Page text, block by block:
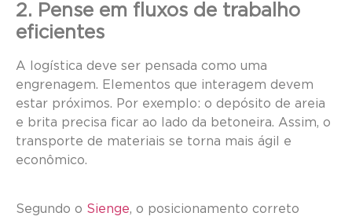
2. Pense em fluxos de trabalho
eficientes
A logística deve ser pensada como uma
engrenagem. Elementos que interagem devem
estar próximos. Por exemplo: o depósito de areia
e brita precisa ficar ao lado da betoneira. Assim, o
transporte de materiais se torna mais ágil e
econômico.
Segundo o Sienge, o posicionamento correto